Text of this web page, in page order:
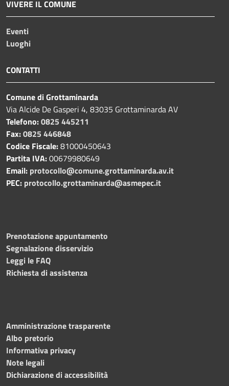
VIVERE IL COMUNE
Eventi
Luoghi
CONTATTI
Comune di Grottaminarda
Via Alcide De Gasperi 4, 83035 Grottaminarda AV
Telefono:0825 445211
Fax:0825 446848
Codice Fiscale:81000450643
Partita IVA:00679980649
Email: protocollo@comune.grottaminarda.av.it
PEC: protocollo.grottaminarda@asmepec.it
Prenotazione appuntamento
Segnalazione disservizio
Leggi le FAQ
Richiesta di assistenza
Amministrazione trasparente
Albo pretorio
Informativa privacy
Note legali
Dichiarazione di accessibilità